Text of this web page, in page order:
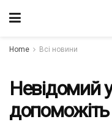
Home Всі новини
Невідомий у